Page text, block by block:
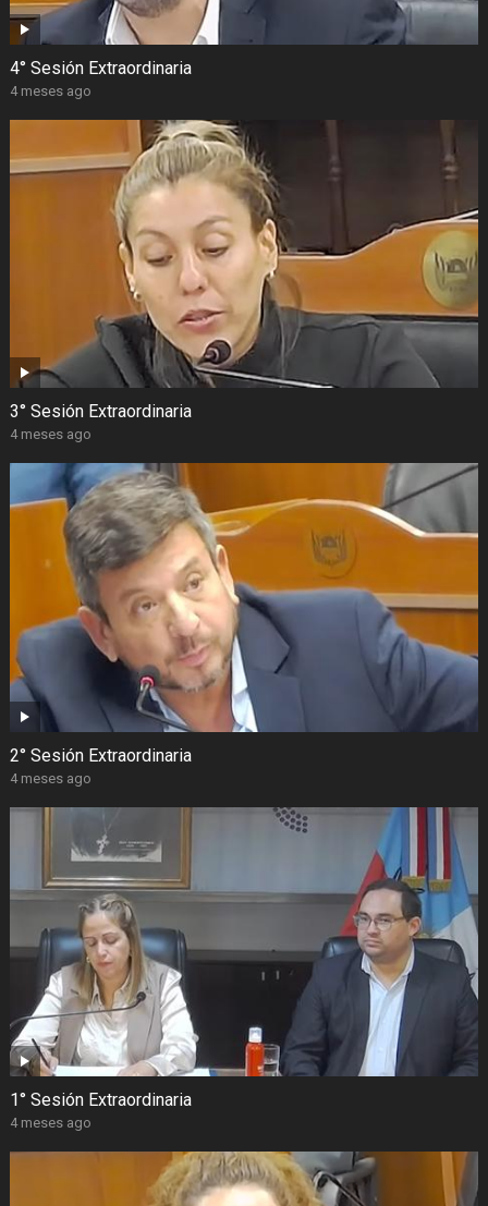
4° Sesión Extraordinaria
4 meses ago
3° Sesión Extraordinaria
4 meses ago
2° Sesión Extraordinaria
4 meses ago
1° Sesión Extraordinaria
4 meses ago